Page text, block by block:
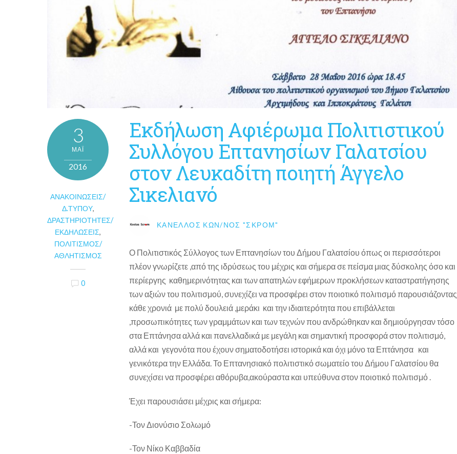
3
ΜΑΪ́
2016
ΑΝΑΚΟΙΝΏΣΕΙΣ/
Δ.ΤΎΠΟΥ,
ΔΡΑΣΤΗΡΙΌΤΗΤΕΣ/
ΕΚΔΗΛΏΣΕΙΣ,
ΠΟΛΙΤΙΣΜΌΣ/
ΑΘΛΗΤΙΣΜΌΣ
0
Εκδήλωση Αφιέρωμα Πολιτιστικού
Συλλόγου Επτανησίων Γαλατσίου
στον Λευκαδίτη ποιητή Άγγελο
Σικελιανό
ΚΑΝΈΛΛΟΣ ΚΩΝ/ΝΟΣ "ΣΚΡΟΜ"
Ο Πολιτιστικός Σύλλογος των Επτανησίων του Δήμου Γαλατσίου όπως οι περισσότεροι
πλέον γνωρίζετε ,από της ιδρύσεως του μέχρις και σήμερα σε πείσμα μιας δύσκολης όσο και
περίεργης καθημερινότητας και των απατηλών εφήμερων προκλήσεων καταστρατήγησης
των αξιών του πολιτισμού, συνεχίζει να προσφέρει στον ποιοτικό πολιτισμό παρουσιάζοντας
κάθε χρονιά με πολύ δουλειά ,μεράκι και την ιδιαιτερότητα που επιβάλλεται
,προσωπικότητες των γραμμάτων και των τεχνών που ανδρώθηκαν και δημιούργησαν τόσο
στα Επτάνησα αλλά και πανελλαδικά με μεγάλη και σημαντική προσφορά στον πολιτισμό,
αλλά και γεγονότα που έχουν σηματοδοτήσει ιστορικά και όχι μόνο τα Επτάνησα και
γενικότερα την Ελλάδα. Το Επτανησιακό πολιτιστικό σωματείο του Δήμου Γαλατσίου θα
συνεχίσει να προσφέρει αθόρυβα,ακούραστα και υπεύθυνα στον ποιοτικό πολιτισμό .
Έχει παρουσιάσει μέχρις και σήμερα:
-Τον Διονύσιο Σολωμό
-Τον Νίκο Καββαδία